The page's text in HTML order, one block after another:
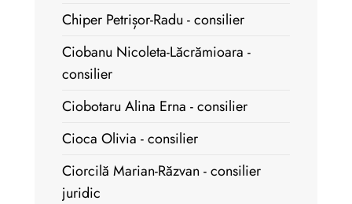
Chiper Petrișor-Radu - consilier
Ciobanu Nicoleta-Lăcrămioara -
consilier
Ciobotaru Alina Erna - consilier
Cioca Olivia - consilier
Ciorcilă Marian-Răzvan - consilier
juridic